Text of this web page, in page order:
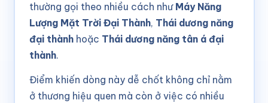
thường gọi theo nhiều cách như Máy Năng
Lượng Mặt Trời Đại Thành, Thái dương năng
đại thànhhoặc Thái dương năng tân á đại
thành.
Điểm khiến dòng này dễ chốt không chỉ nằm
ở thương hiệu quen mà còn ở việc có nhiều